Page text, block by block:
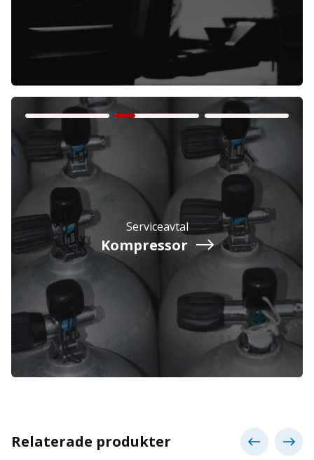
Företag Exkl. moms
Privatperson
Serviceavtal
Kompressor
Relaterade produkter